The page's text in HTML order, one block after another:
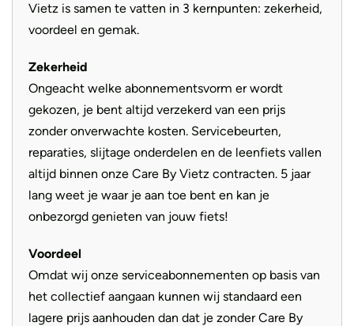
Vietz is samen te vatten in 3 kernpunten: zekerheid,
voordeel en gemak.
Zekerheid
Ongeacht welke abonnementsvorm er wordt
gekozen, je bent altijd verzekerd van een prijs
zonder onverwachte kosten. Servicebeurten,
reparaties, slijtage onderdelen en de leenfiets vallen
altijd binnen onze Care By Vietz contracten. 5 jaar
lang weet je waar je aan toe bent en kan je
onbezorgd genieten van jouw fiets!
Voordeel
Omdat wij onze serviceabonnementen op basis van
het collectief aangaan kunnen wij standaard een
lagere prijs aanhouden dan dat je zonder Care By